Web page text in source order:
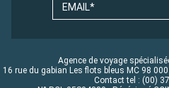
EMAIL*
Agence de voyage
16 rue du gabian Les flots bleus MC 98
Contact tel : (00)